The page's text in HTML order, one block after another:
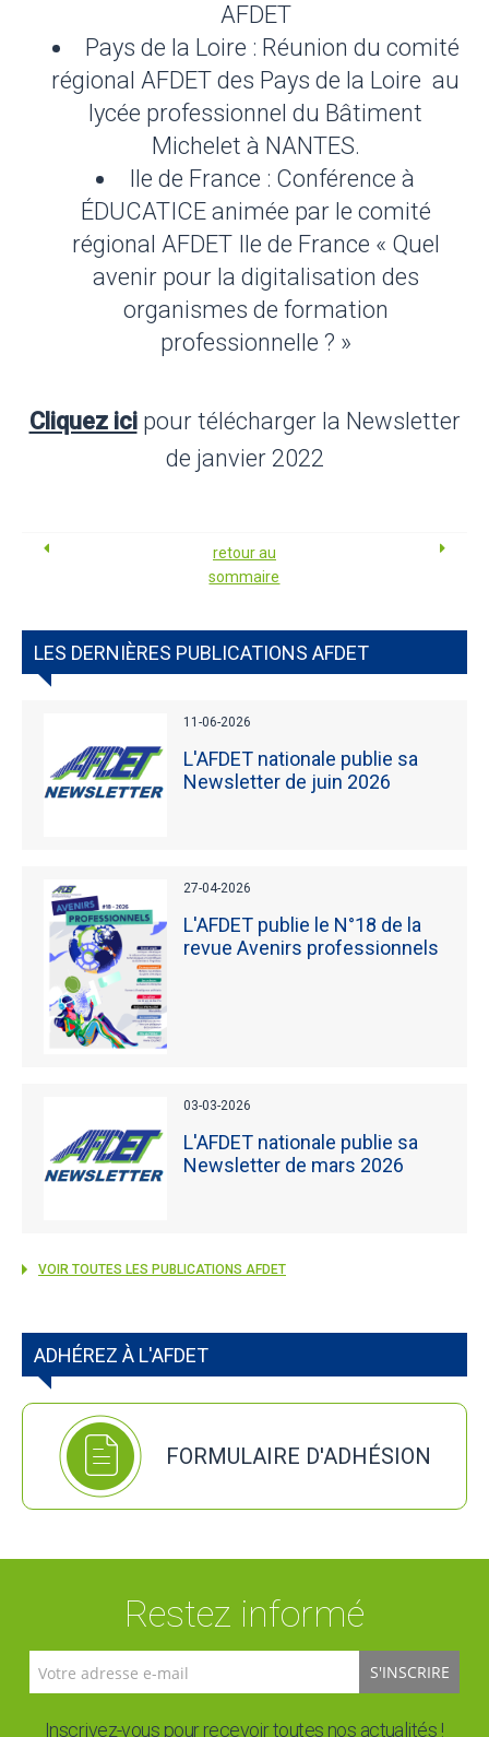
AFDET
Pays de la Loire : Réunion du comité
régional AFDET des Pays de la Loire au
lycée professionnel du Bâtiment
Michelet à NANTES.
Ile de France : Conférence à
ÉDUCATICE animée par le comité
régional AFDET Ile de France « Quel
avenir pour la digitalisation des
organismes de formation
professionnelle ? »
Cliquez icipour télécharger la Newsletter
de janvier 2022
retour au
sommaire
LES DERNIÈRES PUBLICATIONS AFDET
11-06-2026
L'AFDET nationale publie sa
Newsletter de juin 2026
27-04-2026
L'AFDET publie le N°18 de la
revue Avenirs professionnels
03-03-2026
L'AFDET nationale publie sa
Newsletter de mars 2026
VOIR TOUTES LES PUBLICATIONS AFDET
ADHÉREZ À L'AFDET
FORMULAIRE D'ADHÉSION
Restez informé
S'INSCRIRE
Inscrivez-vous pour recevoir toutes nos actualités !